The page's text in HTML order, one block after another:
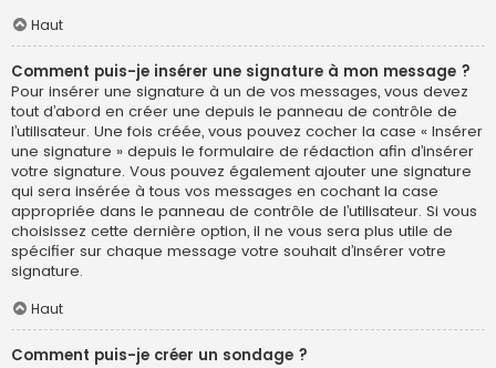
Haut
Comment puis-je insérer une signature à mon message ?
Pour insérer une signature à un de vos messages, vous devez
tout d’abord en créer une depuis le panneau de contrôle de
l’utilisateur. Une fois créée, vous pouvez cocher la case « Insérer
une signature » depuis le formulaire de rédaction afin d’insérer
votre signature. Vous pouvez également ajouter une signature
qui sera insérée à tous vos messages en cochant la case
appropriée dans le panneau de contrôle de l’utilisateur. Si vous
choisissez cette dernière option, il ne vous sera plus utile de
spécifier sur chaque message votre souhait d’insérer votre
signature.
Haut
Comment puis-je créer un sondage ?